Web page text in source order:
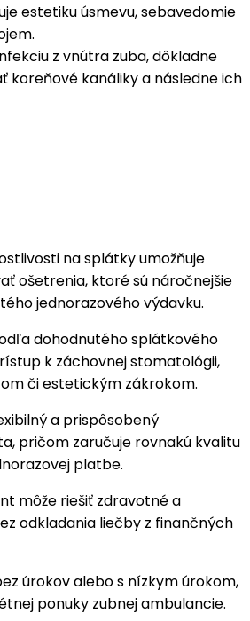
estetiku úsmevu, sebavedomie
z vnútra zuba, dôkladne
koreňové kanáliky a následne ich
na splátky umožňuje
ošetrenia, ktoré sú náročnejšie
jednorazového výdavku.
dohodnutého splátkového
k záchovnej stomatológii,
či estetickým zákrokom.
a prispôsobený
pričom zaručuje rovnakú kvalitu
platbe.
môže riešiť zdravotné a
odkladania liečby z finančných
úrokov alebo s nízkym úrokom,
ponuky zubnej ambulancie.